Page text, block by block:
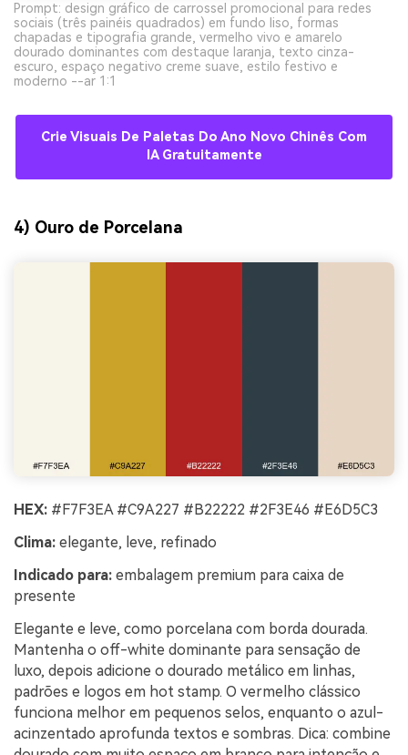
Prompt: design gráfico de carrossel promocional para redes
sociais (três painéis quadrados) em fundo liso, formas
chapadas e tipografia grande, vermelho vivo e amarelo
dourado dominantes com destaque laranja, texto cinza-
escuro, espaço negativo creme suave, estilo festivo e
moderno --ar 1:1
Crie Visuais De Paletas Do Ano Novo Chinês Com
IA Gratuitamente
4) Ouro de Porcelana
HEX: #F7F3EA #C9A227 #B22222 #2F3E46 #E6D5C3
Clima: elegante, leve, refinado
Indicado para: embalagem premium para caixa de
presente
Elegante e leve, como porcelana com borda dourada.
Mantenha o off-white dominante para sensação de
luxo, depois adicione o dourado metálico em linhas,
padrões e logos em hot stamp. O vermelho clássico
funciona melhor em pequenos selos, enquanto o azul-
acinzentado aprofunda textos e sombras. Dica: combine
Crie imagens com